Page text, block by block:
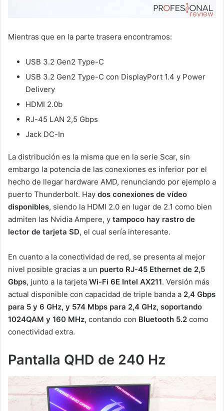
Mientras que en la parte trasera encontramos:
USB 3.2 Gen2 Type-C
USB 3.2 Gen2 Type-C con DisplayPort 1.4 y Power
Delivery
HDMI 2.0b
RJ-45 LAN 2,5 Gbps
Jack DC-In
La distribución es la misma que en la serie Scar, sin
embargo la potencia de las conexiones es inferior por el
hecho de llegar hardware AMD, renunciando por ejemplo a
puerto Thunderbolt. Hay dos conexiones de vídeo
disponibles, siendo la HDMI 2.0 en lugar de 2.1 como bien
admiten las Nvidia Ampere, y tampoco hay rastro de
lector de tarjeta SD, el cual sería interesante.
En cuanto a la conectividad de red, se presenta al mejor
nivel posible gracias a un puerto RJ-45 Ethernet de 2,5
Gbps, junto a la tarjeta Wi-Fi 6E Intel AX211. Versión más
actual disponible con capacidad de triple banda a 2,4 Gbps
para 5 y 6 GHz, y 574 Mbps para 2,4 GHz, soportando
1024QAM y 160 MHz, contando con Bluetooth 5.2 como
conectividad extra.
Pantalla QHD de 240 Hz